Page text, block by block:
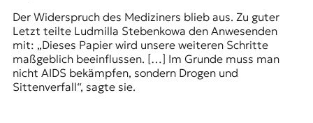
Der Widerspruch des Mediziners blieb aus. Zu guter
Letzt teilte Ludmilla Stebenkowa den Anwesenden
mit: „Dieses Papier wird unsere weiteren Schritte
maßgeblich beeinflussen. […] Im Grunde muss man
nicht AIDS bekämpfen, sondern Drogen und
Sittenverfall“, sagte sie.